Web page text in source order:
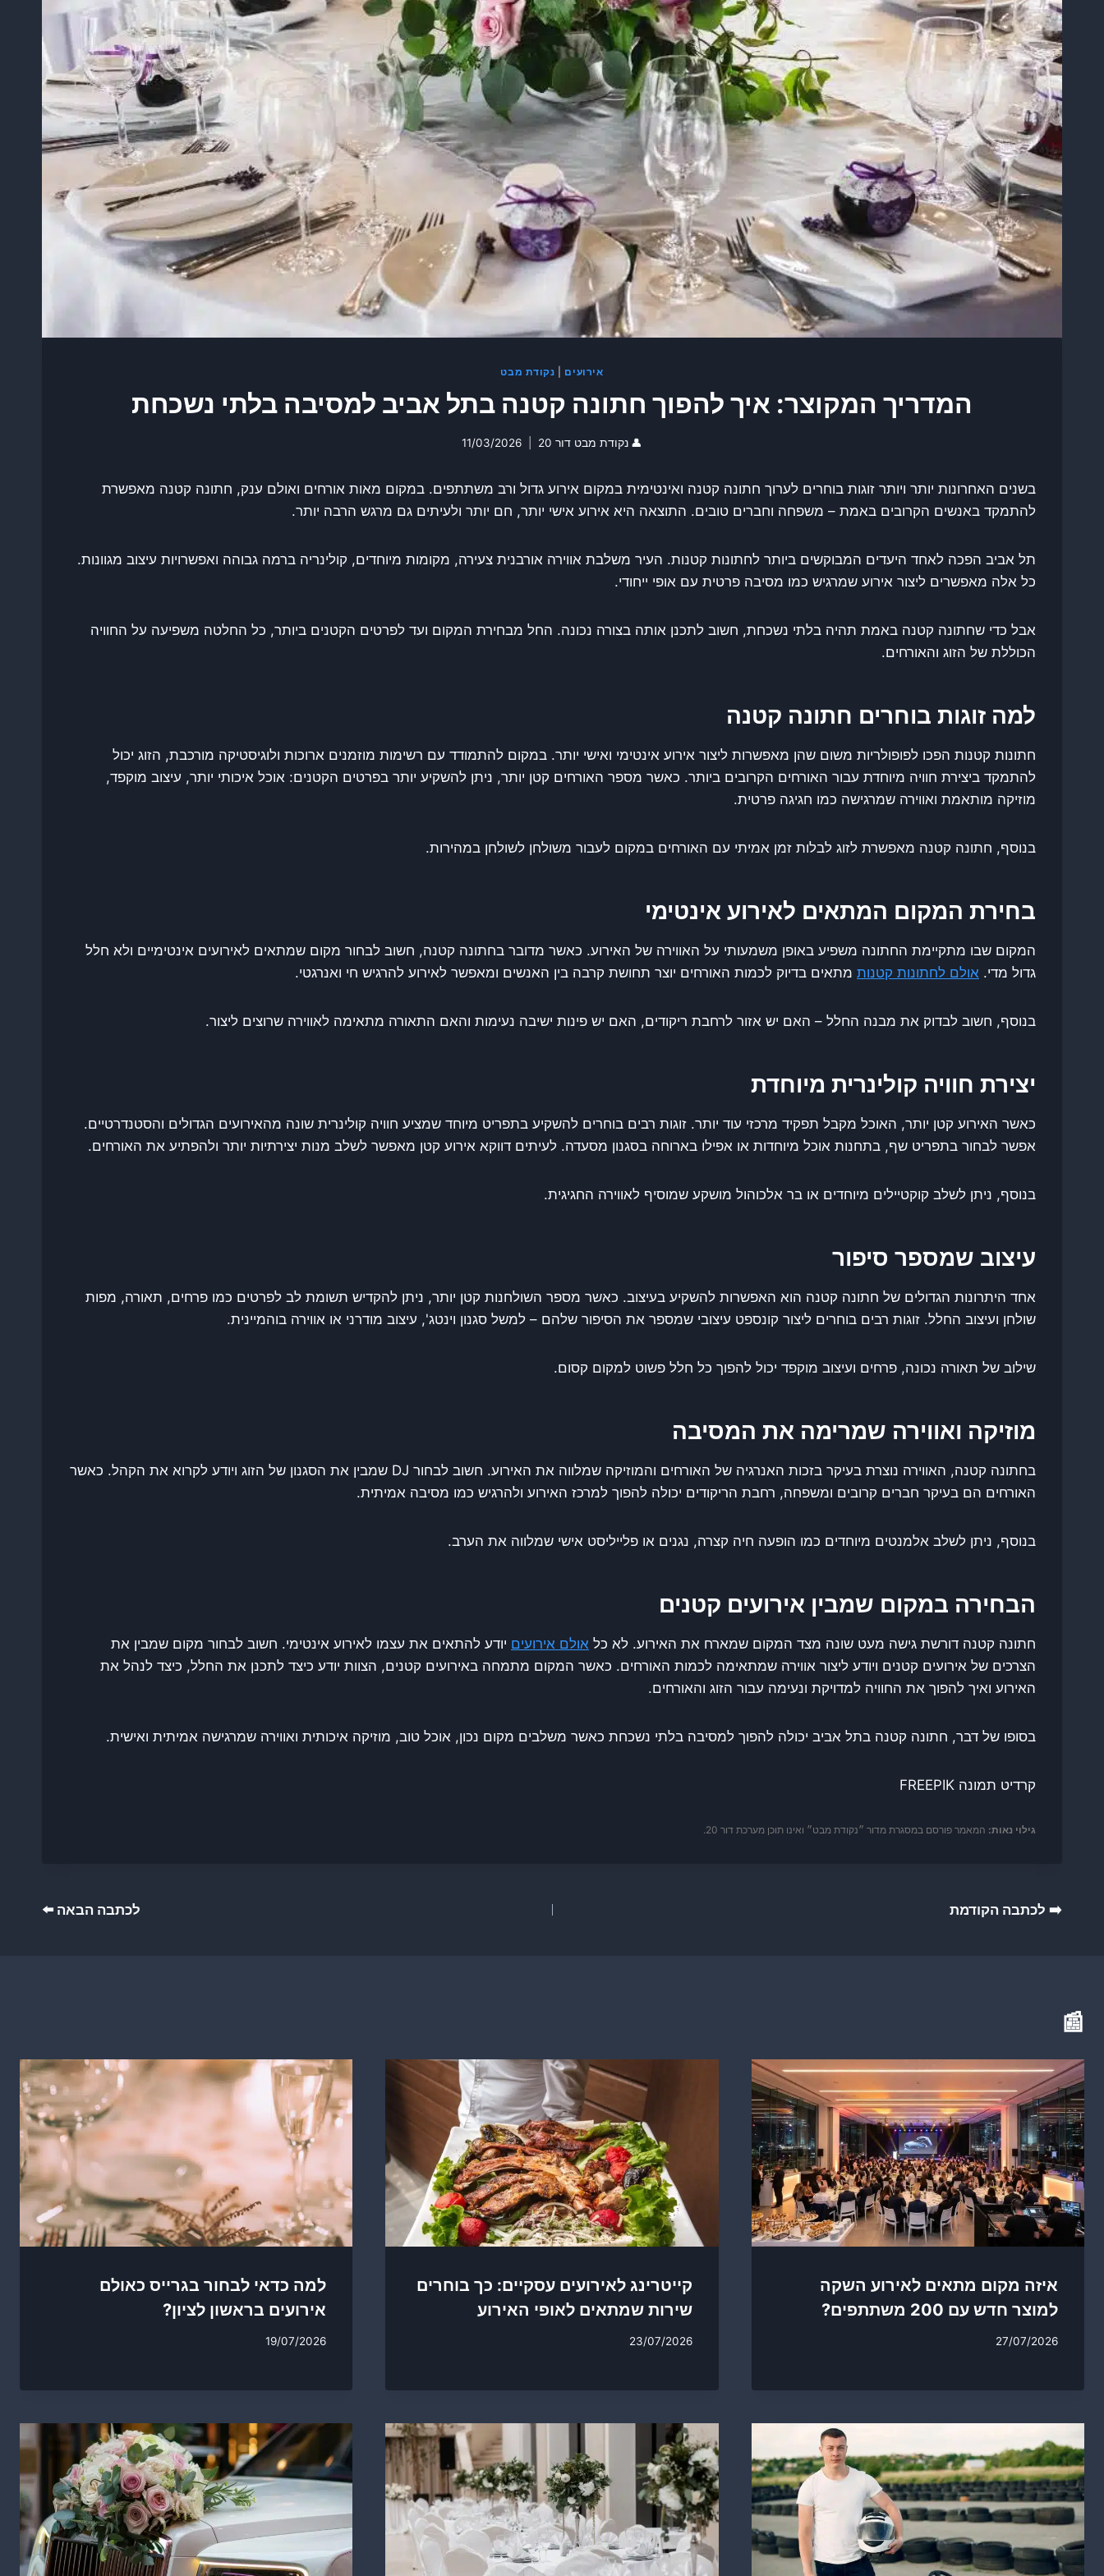
אירועים נקודת מבט
המדריך המקוצר: איך להפוך חתונה קטנה בתל אביב למסיבה בלתי נשכחת
👤 נקודת מבט דור 20 11/03/2026
בשנים האחרונות יותר ויותר זוגות בוחרים לערוך חתונה קטנה ואינטימית במקום אירוע גדול ורב משתתפים. במקום מאות אורחים ואולם ענק, חתונה קטנה מאפשרת
להתמקד באנשים הקרובים באמת – משפחה וחברים טובים. התוצאה היא אירוע אישי יותר, חם יותר ולעיתים גם מרגש הרבה יותר.
תל אביב הפכה לאחד היעדים המבוקשים ביותר לחתונות קטנות. העיר משלבת אווירה אורבנית צעירה, מקומות מיוחדים, קולינריה ברמה גבוהה ואפשרויות עיצוב מגוונות.
כל אלה מאפשרים ליצור אירוע שמרגיש כמו מסיבה פרטית עם אופי ייחודי.
אבל כדי שחתונה קטנה באמת תהיה בלתי נשכחת, חשוב לתכנן אותה בצורה נכונה. החל מבחירת המקום ועד לפרטים הקטנים ביותר, כל החלטה משפיעה על החוויה
הכוללת של הזוג והאורחים.
למה זוגות בוחרים חתונה קטנה
חתונות קטנות הפכו לפופולריות משום שהן מאפשרות ליצור אירוע אינטימי ואישי יותר. במקום להתמודד עם רשימות מוזמנים ארוכות ולוגיסטיקה מורכבת, הזוג יכול
להתמקד ביצירת חוויה מיוחדת עבור האורחים הקרובים ביותר. כאשר מספר האורחים קטן יותר, ניתן להשקיע יותר בפרטים הקטנים: אוכל איכותי יותר, עיצוב מוקפד,
מוזיקה מותאמת ואווירה שמרגישה כמו חגיגה פרטית.
בנוסף, חתונה קטנה מאפשרת לזוג לבלות זמן אמיתי עם האורחים במקום לעבור משולחן לשולחן במהירות.
בחירת המקום המתאים לאירוע אינטימי
המקום שבו מתקיימת החתונה משפיע באופן משמעותי על האווירה של האירוע. כאשר מדובר בחתונה קטנה, חשוב לבחור מקום שמתאים לאירועים אינטימיים ולא חלל
גדול מדי. אולם לחתונות קטנות מתאים בדיוק לכמות האורחים יוצר תחושת קרבה בין האנשים ומאפשר לאירוע להרגיש חי ואנרגטי.
בנוסף, חשוב לבדוק את מבנה החלל – האם יש אזור לרחבת ריקודים, האם יש פינות ישיבה נעימות והאם התאורה מתאימה לאווירה שרוצים ליצור.
יצירת חוויה קולינרית מיוחדת
כאשר האירוע קטן יותר, האוכל מקבל תפקיד מרכזי עוד יותר. זוגות רבים בוחרים להשקיע בתפריט מיוחד שמציע חוויה קולינרית שונה מהאירועים הגדולים והסטנדרטיים.
אפשר לבחור בתפריט שף, בתחנות אוכל מיוחדות או אפילו בארוחה בסגנון מסעדה. לעיתים דווקא אירוע קטן מאפשר לשלב מנות יצירתיות יותר ולהפתיע את האורחים.
בנוסף, ניתן לשלב קוקטיילים מיוחדים או בר אלכוהול מושקע שמוסיף לאווירה החגיגית.
עיצוב שמספר סיפור
אחד היתרונות הגדולים של חתונה קטנה הוא האפשרות להשקיע בעיצוב. כאשר מספר השולחנות קטן יותר, ניתן להקדיש תשומת לב לפרטים כמו פרחים, תאורה, מפות
שולחן ועיצוב החלל. זוגות רבים בוחרים ליצור קונספט עיצובי שמספר את הסיפור שלהם – למשל סגנון וינטג', עיצוב מודרני או אווירה בוהמיינית.
שילוב של תאורה נכונה, פרחים ועיצוב מוקפד יכול להפוך כל חלל פשוט למקום קסום.
מוזיקה ואווירה שמרימה את המסיבה
בחתונה קטנה, האווירה נוצרת בעיקר בזכות האנרגיה של האורחים והמוזיקה שמלווה את האירוע. חשוב לבחור DJ שמבין את הסגנון של הזוג ויודע לקרוא את הקהל. כאשר
האורחים הם בעיקר חברים קרובים ומשפחה, רחבת הריקודים יכולה להפוך למרכז האירוע ולהרגיש כמו מסיבה אמיתית.
בנוסף, ניתן לשלב אלמנטים מיוחדים כמו הופעה חיה קצרה, נגנים או פלייליסט אישי שמלווה את הערב.
הבחירה במקום שמבין אירועים קטנים
חתונה קטנה דורשת גישה מעט שונה מצד המקום שמארח את האירוע. לא כל אולם אירועים יודע להתאים את עצמו לאירוע אינטימי. חשוב לבחור מקום שמבין את
הצרכים של אירועים קטנים ויודע ליצור אווירה שמתאימה לכמות האורחים. כאשר המקום מתמחה באירועים קטנים, הצוות יודע כיצד לתכנן את החלל, כיצד לנהל את
האירוע ואיך להפוך את החוויה למדויקת ונעימה עבור הזוג והאורחים.
בסופו של דבר, חתונה קטנה בתל אביב יכולה להפוך למסיבה בלתי נשכחת כאשר משלבים מקום נכון, אוכל טוב, מוזיקה איכותית ואווירה שמרגישה אמיתית ואישית.
קרדיט תמונה FREEPIK
גילוי נאות: המאמר פורסם במסגרת מדור ״נקודת מבט״ ואינו תוכן מערכת דור 20.
ניווט
➡️ לכתבה הקודמת לכתבה הבאה ⬅️
📰
איזה מקום מתאים לאירוע השקה
למוצר חדש עם 200 משתתפים?
27/07/2026
קייטרינג לאירועים עסקיים: כך בוחרים
שירות שמתאים לאופי האירוע
23/07/2026
למה כדאי לבחור בגרייס כאולם
אירועים בראשון לציון?
19/07/2026